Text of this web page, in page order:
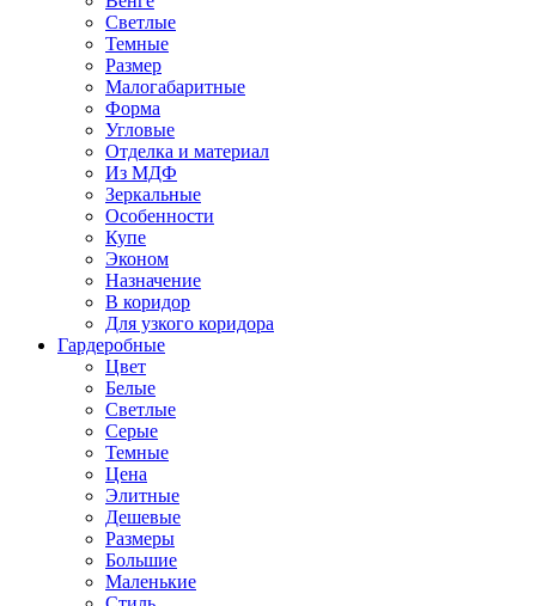
Светлые
Темные
Размер
Малогабаритные
Форма
Угловые
Отделка и материал
Из МДФ
Зеркальные
Особенности
Купе
Эконом
Назначение
В коридор
Для узкого коридора
Гардеробные
Цвет
Белые
Светлые
Серые
Темные
Цена
Элитные
Дешевые
Размеры
Большие
Маленькие